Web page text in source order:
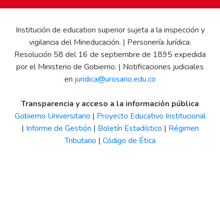
Institución de education superior sujeta a la inspección y
vigilancia del Mineducación. | Personería Jurídica:
Resolución 58 del 16 de septiembre de 1895 expedida
por el Ministerio de Gobierno. | Notificaciones judiciales
en juridica@urosario.edu.co
Transparencia y acceso a la información pública
Gobierno Universitario | Proyecto Educativo Institucional
| Informe de Gestión | Boletín Estadístico | Régimen
Tributario | Código de Ética